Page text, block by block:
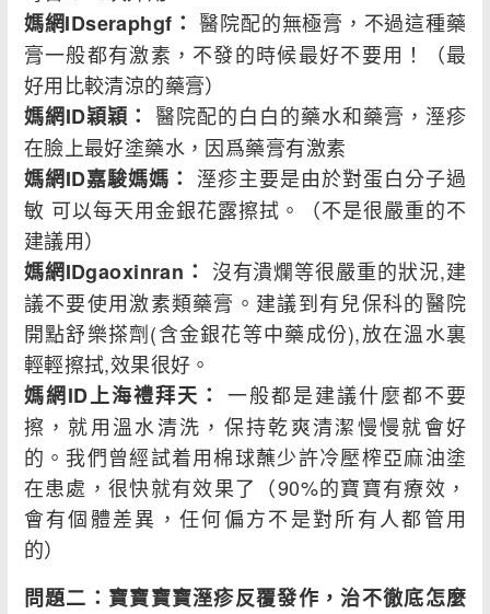
媽網IDseraphgf： 醫院配的無極膏，不過這種藥
膏一般都有激素，不發的時候最好不要用！（最
好用比較清涼的藥膏）
媽網ID穎穎： 醫院配的白白的藥水和藥膏，溼疹
在臉上最好塗藥水，因爲藥膏有激素
媽網ID嘉駿媽媽： 溼疹主要是由於對蛋白分子過
敏 可以每天用金銀花露擦拭。（不是很嚴重的不
建議用）
媽網IDgaoxinran： 沒有潰爛等很嚴重的狀況,建
議不要使用激素類藥膏。建議到有兒保科的醫院
開點舒樂搽劑(含金銀花等中藥成份),放在溫水裏
輕輕擦拭,效果很好。
媽網ID上海禮拜天： 一般都是建議什麼都不要
擦，就用溫水清洗，保持乾爽清潔慢慢就會好
的。我們曾經試着用棉球蘸少許冷壓榨亞麻油塗
在患處，很快就有效果了（90%的寶寶有療效，
會有個體差異，任何偏方不是對所有人都管用
的）
問題二：寶寶寶寶溼疹反覆發作，治不徹底怎麼